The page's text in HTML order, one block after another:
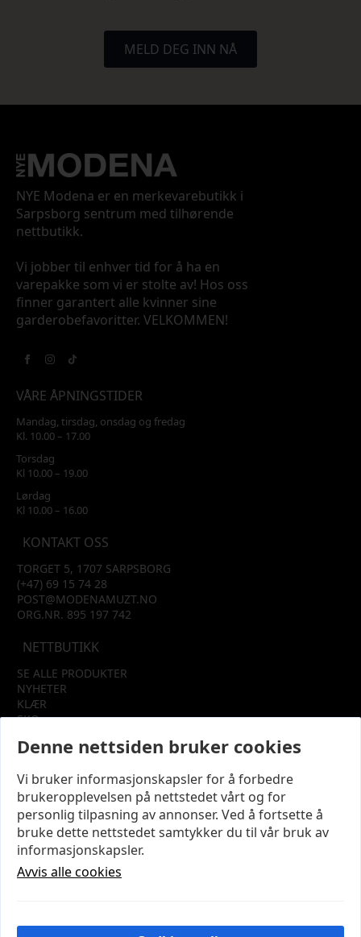
MELD DEG INN NÅ
NYE Modena er en merkevarebutikk i
Sarpsborg sentrum med tilhørende
nettbutikk.
Vi jobber til enhver tid for å ha en
varepakke som vi er stolte av! Hos oss
finner garantert alle kvinner sine
garderobefavoritter. VELKOMMEN!
VÅRE ÅPNINGSTIDER
Mandag, tirsdag, onsdag og fredag
Kl. 10.00 – 17.00
Torsdag
Kl 10.00 – 19.00
Lørdag
Kl 10.00 – 16.00
KONTAKT OSS
TORGET 5, 1707 SARPSBORG
(+47) 69 15 74 28
POST@MODENAMUZT.NO
ORG.NR. 895 197 742
NETTBUTIKK
SE ALLE PRODUKTER
NYHETER
KLÆR
SKO
SALG
INFORMASJON
KUNDEKLUBB
KONTAKT OSS
KJØPSVILKÅR OG BETINGELSER
PERSONVERN
Denne nettsiden bruker cookies
Vi bruker informasjonskapsler for å forbedre
brukeropplevelsen på nettstedet vårt og for
personlig tilpasning av annonser. Ved å fortsette å
bruke dette nettstedet samtykker du til vår bruk av
informasjonskapsler.
Avvis alle cookies